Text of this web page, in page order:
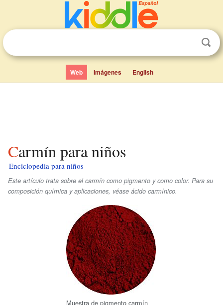
Web Imágenes English
Carmín para niños
Enciclopedia para niños
Este artículo trata sobre el carmín como pigmento y como color. Para su
composición química y aplicaciones, véase ácido carmínico.
Muestra de pigmento carmín